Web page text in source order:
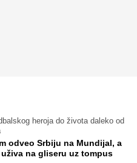
heroja do života daleko od
odveo Srbiju na Mundijal, a
na gliseru uz tompus